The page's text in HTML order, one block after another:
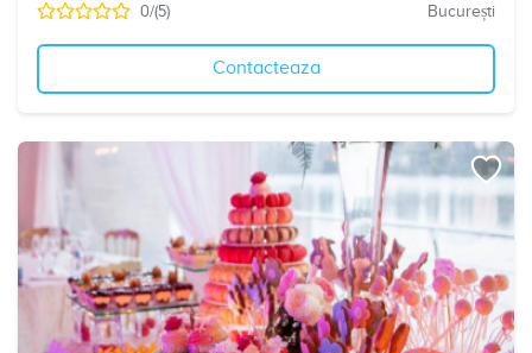
0/(5) București
Contacteaza